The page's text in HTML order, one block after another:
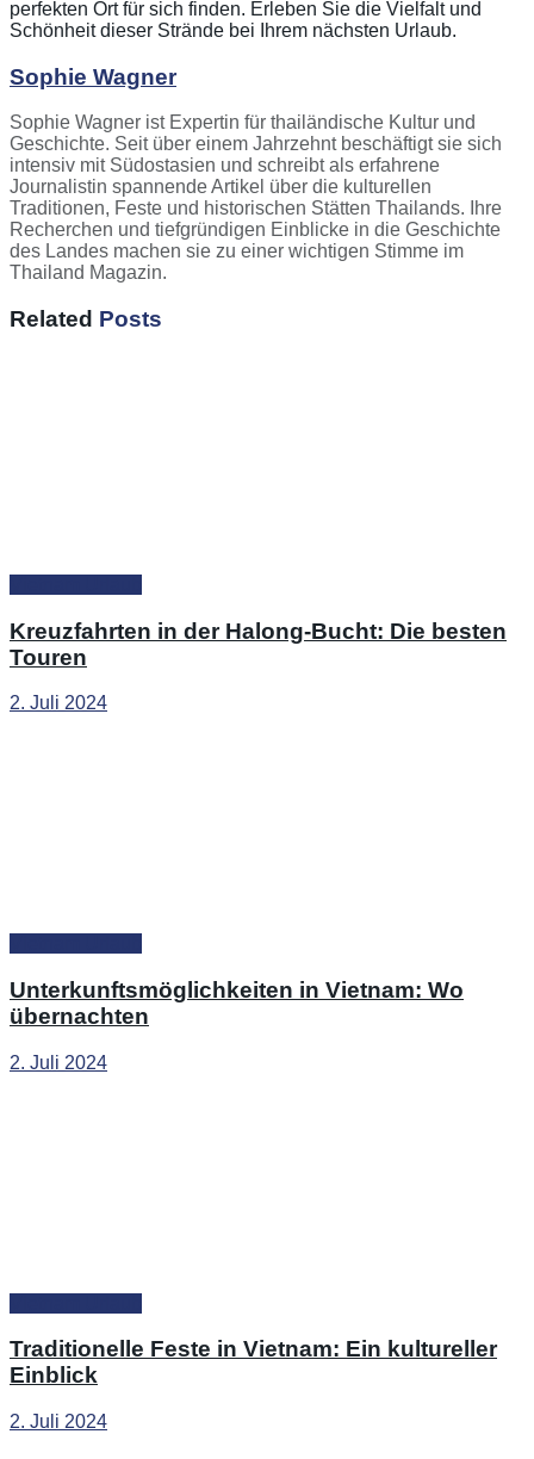
perfekten Ort für sich finden. Erleben Sie die Vielfalt und
Schönheit dieser Strände bei Ihrem nächsten Urlaub.
Sophie Wagner
Sophie Wagner ist Expertin für thailändische Kultur und
Geschichte. Seit über einem Jahrzehnt beschäftigt sie sich
intensiv mit Südostasien und schreibt als erfahrene
Journalistin spannende Artikel über die kulturellen
Traditionen, Feste und historischen Stätten Thailands. Ihre
Recherchen und tiefgründigen Einblicke in die Geschichte
des Landes machen sie zu einer wichtigen Stimme im
Thailand Magazin.
Related Posts
Kreuzfahrten in der Halong-Bucht: Die besten
Touren
2. Juli 2024
Unterkunftsmöglichkeiten in Vietnam: Wo
übernachten
2. Juli 2024
Traditionelle Feste in Vietnam: Ein kultureller
Einblick
2. Juli 2024